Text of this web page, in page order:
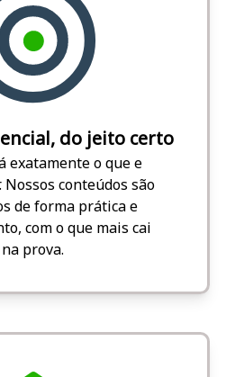
do jeito certo
exatamente o que e
Nossos conteúdos são
de forma prática e
com o que mais cai
na prova.